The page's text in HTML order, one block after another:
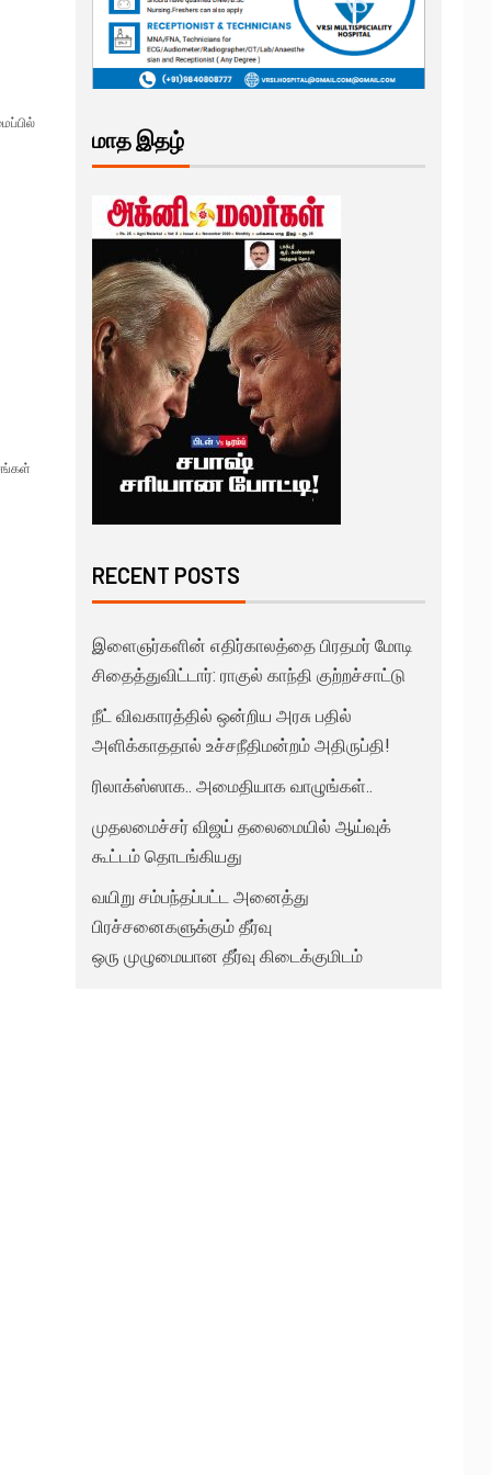
மாத இதழ்
RECENT POSTS
இளைஞர்களின் எதிர்காலத்தை பிரதமர் மோடி
சிதைத்துவிட்டார்: ராகுல் காந்தி குற்றச்சாட்டு
நீட் விவகாரத்தில் ஒன்றிய அரசு பதில்
அளிக்காததால் உச்சநீதிமன்றம் அதிருப்தி!
ரிலாக்ஸ்ஸாக.. அமைதியாக வாழுங்கள்..
முதலமைச்சர் விஜய் தலைமையில் ஆய்வுக்
கூட்டம் தொடங்கியது
வயிறு சம்பந்தப்பட்ட அனைத்து
பிரச்சனைகளுக்கும் தீர்வு
ஒரு முழுமையான தீர்வு கிடைக்குமிடம்